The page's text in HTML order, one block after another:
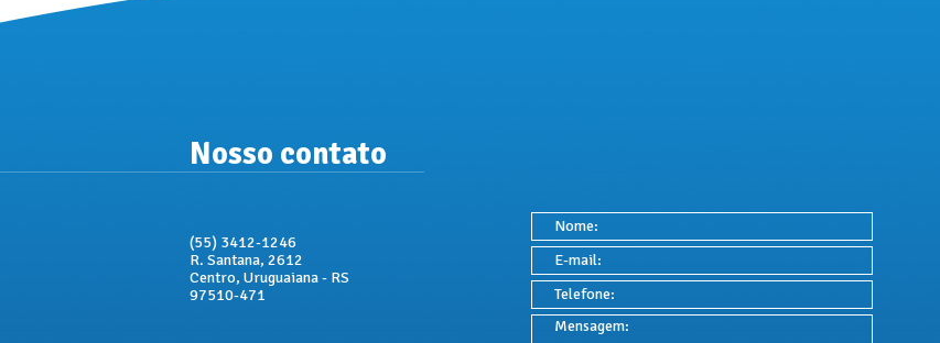
Nosso contato
(55) 3412-1246
R. Santana, 2612
Centro, Uruguaiana - RS
97510-471